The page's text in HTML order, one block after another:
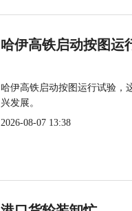
哈伊高铁启动按图运
哈伊高铁启动按图运行试验，
兴发展。
2026-08-07 13:38